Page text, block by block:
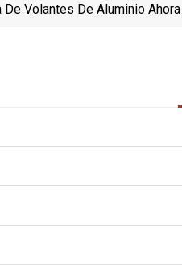
De Volantes De Aluminio